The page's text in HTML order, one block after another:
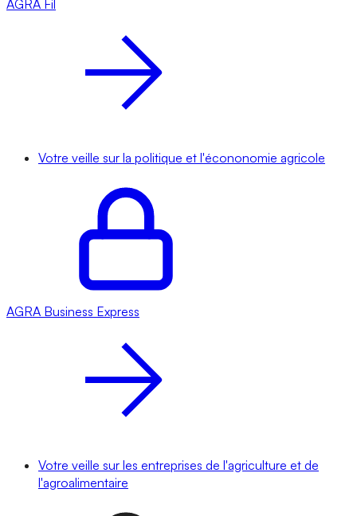
AGRA Fil
Votre veille sur la politique et l'écononomie agricole
AGRA Business Express
Votre veille sur les entreprises de l'agriculture et de
l'agroalimentaire